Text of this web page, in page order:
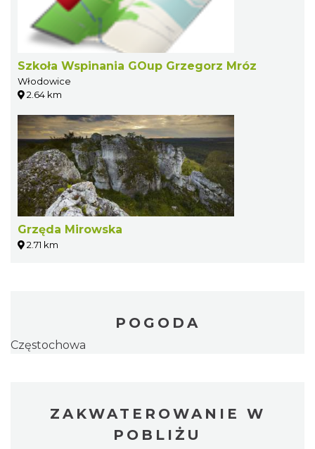
Szkoła Wspinania GOup Grzegorz Mróz
Włodowice
2.64 km
Grzęda Mirowska
2.71 km
POGODA
Częstochowa
ZAKWATEROWANIE W
POBLIŻU